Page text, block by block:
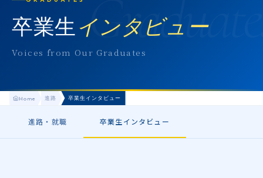
校長挨拶
高等専修学校とは
地方学生の方へ
よくある質問
授業内容
スクールライフ
年間行事
KOTO COLLECTION
進路
入学案内
募集要項
卒業生インタビュー
Voices from Our Graduates
Home 進路 卒業生インタビュー
進路・就職 卒業生インタビュー